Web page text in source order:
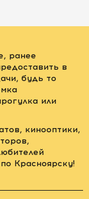
ранее
в
будь то
или
кинооптики,
Красноярску!